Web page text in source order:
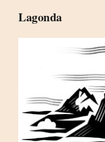
Lagonda